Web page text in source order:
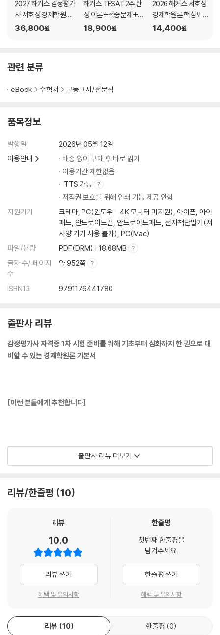
03 무차별곡선
04 무차별곡선이론에서의 소비자균형
05 소득소비곡선과 가격소비곡선
08 시점 간 소비자이론
09 노동공급곡선
10 현시선호이론
Level 1 OX 연습문제
Level 3 실전연습문제
01 생산의 개념과 단기와 장기의 구분
04 규모에 대한 수익과 생산함수
05 기업의 이윤과 비용
07 장기비용함수
08 규모의 경제와 범위의 경제
Level 1 OX 연습문제
Level 2 개념완성문제
제5장 시장이론
02 이윤극대화 조건
03 완전경쟁시장
07 가격차별
12 과점시장의 개념과 특징
14 게임이론
Level 1 OX 연습문제
Level 3 실전연습문제
제6장 생산요소시장과 소득분배
01 생산요소시장
02 생산물시장 완전경쟁 - 생산요소시장 완전경쟁인 경우 이윤극대화 고
용량
03 생산물시장 불완전경쟁(독점) - 생산요소시장 완전경쟁인 경우 이윤
04 생산물시장 독점 - 생산요소시장 불완전경쟁(수요독점)인 경우 이윤
극대화
2027 해커스 감정평가
사 서호성 경제학원론 1
차 기출+예상문제집
36,800원
해커스 TESAT 2주 완
성 이론+적중문제+모
의고사
18,900원
2026 해커스 서호성
경제학원론 핵심포인
트
14,400원
관련 분류
eBook 수험서 고등고시/전문직
품목정보
발행일
2026년 05월 12일
이용안내
배송 없이 구매 후 바로 읽기
이용기간 제한없음
TTS 가능
저작권 보호를 위해 인쇄 기능 제공 안함
지원기기
크레마, PC(윈도우 - 4K 모니터 미지원), 아이폰, 아이
패드, 안드로이드폰, 안드로이드패드, 전자책단말기(저
사양 기기 사용 불가), PC(Mac)
파일/용량
PDF(DRM) | 18.68MB
글자 수/ 페이지
수
약 952쪽
ISBN13 9791176441780
출판사 리뷰
감정평가사 자격증 1차 시험 준비를 위해 기초부터 심화까지 한 권으로 대
비할 수 있는 경제학원론 기본서
[이런 분들에게 추천합니다]
1. 필수 핵심 내용을 제대로 익혀서 단기간에 합격하고 싶은 분들
1. 체계적인 구성과 다양한 학습코너를 활용한 효과적인 학습이 가능합니
(1) 최신 기출 경향을 반영하여, 방대한 미시/거시/국제경제학의 이론을
체계적으로 정리하였습니다.
출판사 리뷰 더보기
리뷰/한줄평 10
리뷰
10.0
리뷰 쓰기
혜택 및 유의사항
한줄평
첫번째 한줄평을
남겨주세요.
한줄평 쓰기
혜택 및 유의사항
리뷰 10 한줄평 0